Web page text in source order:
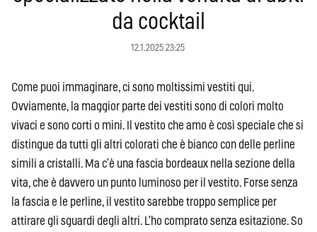
da cocktail
12.1.2025 23:25
Come puoi immaginare, ci sono moltissimi vestiti qui.
Ovviamente, la maggior parte dei vestiti sono di colori molto
vivaci e sono corti o mini. Il vestito che amo è così speciale che si
distingue da tutti gli altri colorati che è bianco con delle perline
simili a cristalli. Ma c’è una fascia bordeaux nella sezione della
vita, che è davvero un punto luminoso per il vestito. Forse senza
la fascia e le perline, il vestito sarebbe troppo semplice per
attirare gli sguardi degli altri. L’ho comprato senza esitazione. So